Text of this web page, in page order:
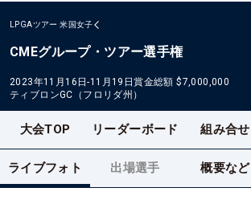
LPGAツアー 米国女子
CMEグループ・ツアー選手権
2023年11月16日-11月19日賞金総額 $7,000,000
ティブロンGC（フロリダ州）
大会TOP リーダーボード 組み合せ
ライブフォト 出場選手 概要など